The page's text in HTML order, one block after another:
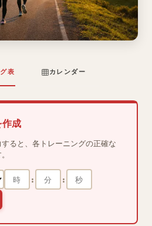
表 カレンダー
作成
ると、各トレーニングの正確な
: :